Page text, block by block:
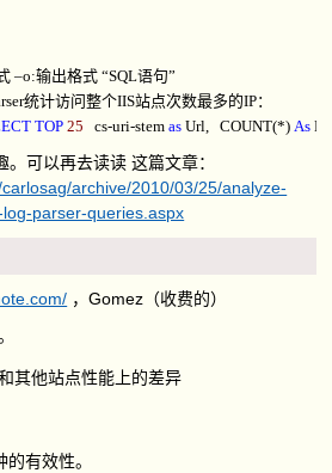
–o:输出格式 “SQL语句”
统计访问整个IIS站点次数最多的IP：
TOP 25 cs-uri-stem as Url, COUNT(*) As
可以再去读读 这篇文章：
archive/2010/03/25/analyze-
parser-queries.aspx
，Gomez（收费的）
其他站点性能上的差异
有效性。